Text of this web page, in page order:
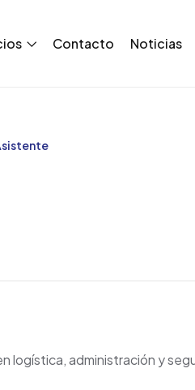
Contacto Noticias
logística, administración y